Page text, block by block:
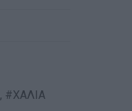
,
ΧΑΛΙΑ